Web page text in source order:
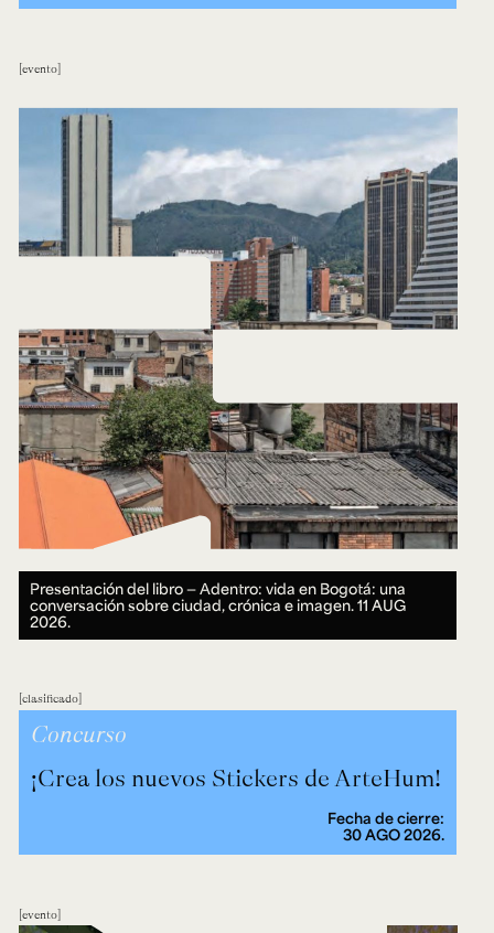
evento
Presentación del libro — Adentro: vida en Bogotá: una
conversación sobre ciudad, crónica e imagen.11 AUG
2026.
clasificado
Concurso
¡Crea los nuevos Stickers de ArteHum!
Fecha de cierre:
30 AGO 2026.
evento